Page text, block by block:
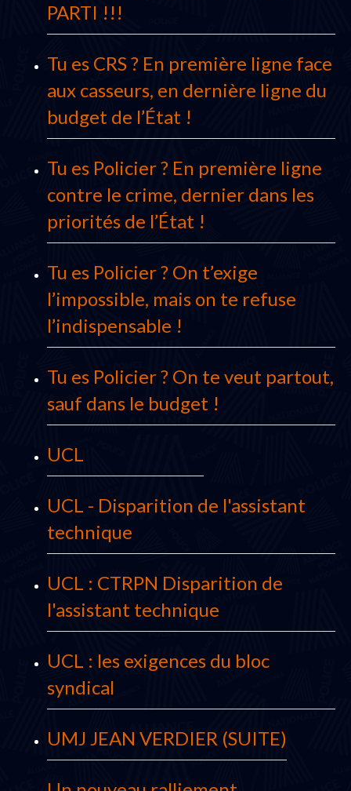
PARTI !!!
Tu es CRS ? En première ligne face
aux casseurs, en dernière ligne du
budget de l’État !
Tu es Policier ? En première ligne
contre le crime, dernier dans les
priorités de l’État !
Tu es Policier ? On t’exige
l’impossible, mais on te refuse
l’indispensable !
Tu es Policier ? On te veut partout,
sauf dans le budget !
UCL
UCL - Disparition de l'assistant
technique
UCL : CTRPN Disparition de
l'assistant technique
UCL : les exigences du bloc
syndical
UMJ JEAN VERDIER (SUITE)